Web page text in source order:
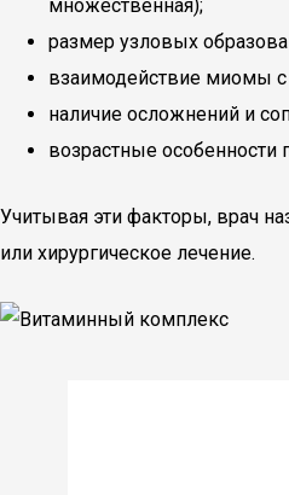
множественная);
размер узловых
взаимодействие миомы
наличие осложнений и
возрастные особенности
Учитывая эти факторы, врач
или хирургическое лечение.